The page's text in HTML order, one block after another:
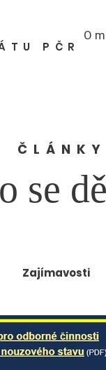
PČR
O
se
Zajímavosti